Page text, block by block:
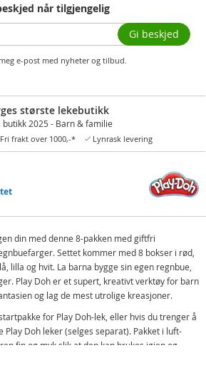
når tilgjengelig
e-post med nyheter og tilbud.
Gi beskjed
største lekebutikk
butikk 2025 - Barn & familie
Fri frakt over 1000,-* Lynrask levering
din med denne 8-pakken med giftfri
Settet kommer med 8 bokser i rød,
lilla og hvit. La barna bygge sin egen regnbue,
Play Doh er et supert, kreativt verktøy for barn
og lag de mest utrolige kreasjoner.
for Play Doh-lek, eller hvis du trenger å
Doh leker (selges separat). Pakket i luft-
fin og myk slik at den kan brukes igjen og
for kreativ lek innendørs, og er fin aktivitet for